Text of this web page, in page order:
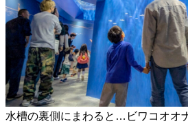
水槽の裏側にまわると…ビワコオオ